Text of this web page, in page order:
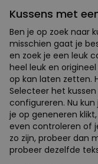
Kussens met
Ben je op zoek naar
misschien gaat je
en zoek je een leuk
heel leuk en
op kan laten zetten.
Selecteer het
configureren. Nu
je op geneneren
even controleren of
zo zijn, probeer dan
probeer dezelfde